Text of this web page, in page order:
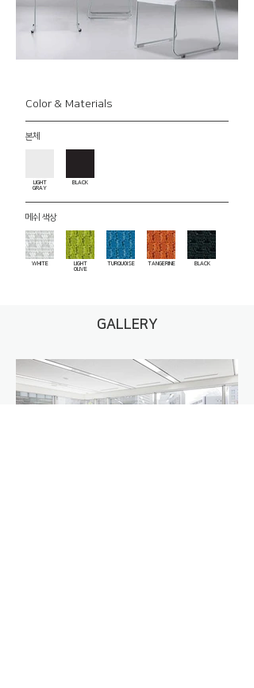
Color & Materials
본체
LIGHT
GRAY
BLACK
메쉬 색상
WHITE
LIGHT
OLIVE
TURQUOISE TANGERINE BLACK
GALLERY